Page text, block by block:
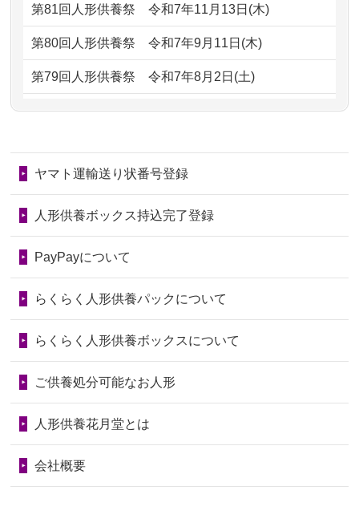
2026/06/30長年大事にしてきた雛人形です、供養
ガラスケースのまま引き取ってくださ
るのが助か...
ました。お...
2026/06/28きちんと供養していただけると思った
ので、お願...
いたことが...
2026/06/28老後のことを考え体力のあるうちに身
2026/06/28人形たちに これまで本当にありがとう
天...
2026/06/24今は亡き両親が孫（私の子供）の初節
句に贈って...
供養が終わったお人形以外はどうして
るのですか？
しょうか？
2024/01/04ガラスケースは外しても良いですか？
第81回人形供養祭令和7年11月13日(木)
第80回人形供養祭令和7年9月11日(木)
第79回人形供養祭令和7年8月2日(土)
第78回人形供養祭令和7年6月20日(金)
第76回人形供養祭令和7年2月28日(金)
第75回人形供養祭令和7年1月17日(金)
第73回人形供養祭令和6年10月17日(木)
第71回人形供養祭令和6年8月1日(木)
第70回人形供養祭令和6年6月21日(金)
第68回人形供養祭令和6年3月22日(金)
ヤマト運輸送り状番号登録
人形供養ボックス持込完了登録
PayPayについて
らくらく人形供養パックについて
らくらく人形供養ボックスについて
ご供養処分可能なお人形
人形供養花月堂とは
会社概要